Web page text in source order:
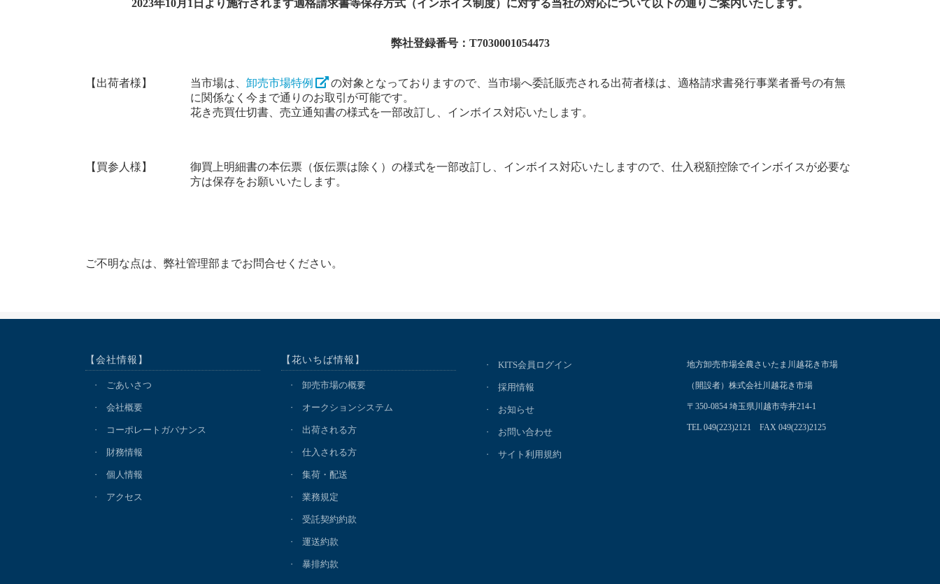
2023年10月1日より施行されます適格請求書等保存方式（インボイス制度）に対する当社の対応について以下の通りご案内いたします。
弊社登録番号：T7030001054473
【出荷者様】 当市場は、 卸売市場特例
の対象となっておりますので、当市場へ委託販売される出荷者様は、適格請求書発行事業者番号の有無
に関係なく今まで通りのお取引が可能です。
花き売買仕切書、売立通知書の様式を一部改訂し、インボイス対応いたします。
【買参人様】
御買上明細書の本伝票（仮伝票は除く）の様式を一部改訂し、インボイス対応いたしますので、仕入税額控除でインボイスが必要な
方は保存をお願いいたします。
ご不明な点は、弊社管理部までお問合せください。
【会社情報】
ごあいさつ
会社概要
コーポレートガバナンス
財務情報
個人情報
アクセス
【花いちば情報】
卸売市場の概要
オークションシステム
出荷される方
仕入される方
集荷・配送
業務規定
受託契約約款
運送約款
暴排約款
KITS会員ログイン
採用情報
お知らせ
お問い合わせ
サイト利用規約
地方卸売市場全農さいたま川越花き市場
（開設者）株式会社川越花き市場
〒350-0854 埼玉県川越市寺井214-1
TEL 049(223)2121 FAX 049(223)2125